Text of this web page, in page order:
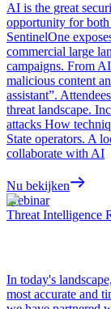
AI is the great
opportunity for both
SentinelOne
commercial large
campaigns. From
malicious content
assistant”.
threat landscape.
attacks How
State operators. A
collaborate with AI
Nu bekijken
Webinar
Threat Intelligence
In today's
most accurate and